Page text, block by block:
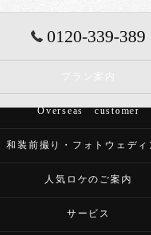
0120-339-389
Overseas customer
和装前撮り・フォトウェディ
人気ロケのご案内
サービス